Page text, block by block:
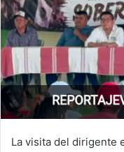
La visita del dirigente